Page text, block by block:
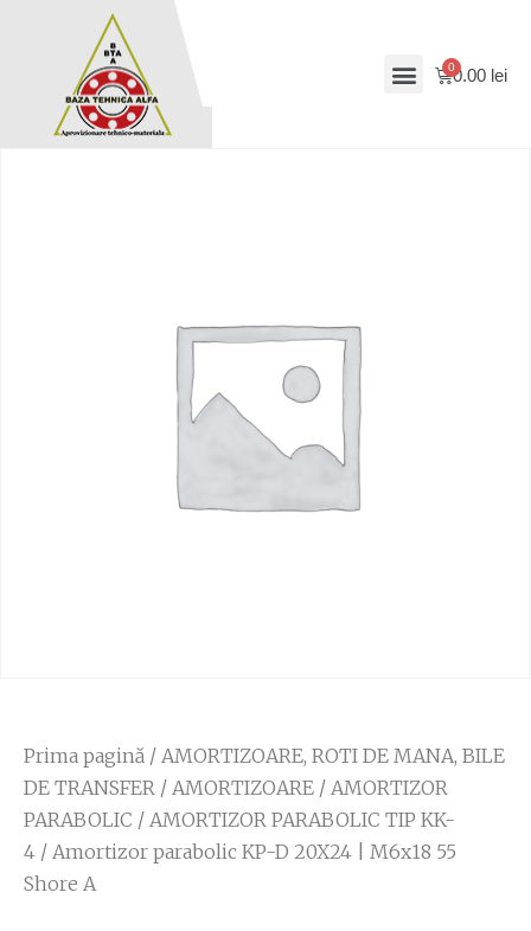
0.00 lei
Prima pagină / AMORTIZOARE, ROTI DE MANA, BILE
DE TRANSFER / AMORTIZOARE / AMORTIZOR
PARABOLIC / AMORTIZOR PARABOLIC TIP KK-
4 / Amortizor parabolic KP-D 20X24 | M6x18 55
Shore A